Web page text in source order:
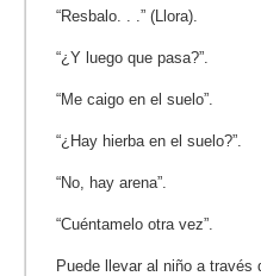
“Resbalo. . .” (Llora).
“¿Y luego que pasa?”.
“Me caigo en el suelo”.
“¿Hay hierba en el suelo?”.
“No, hay arena”.
“Cuéntamelo otra vez”.
Puede llevar al niño a través